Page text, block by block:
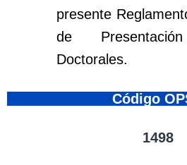
presente
de
Doctorales.
Código
1498